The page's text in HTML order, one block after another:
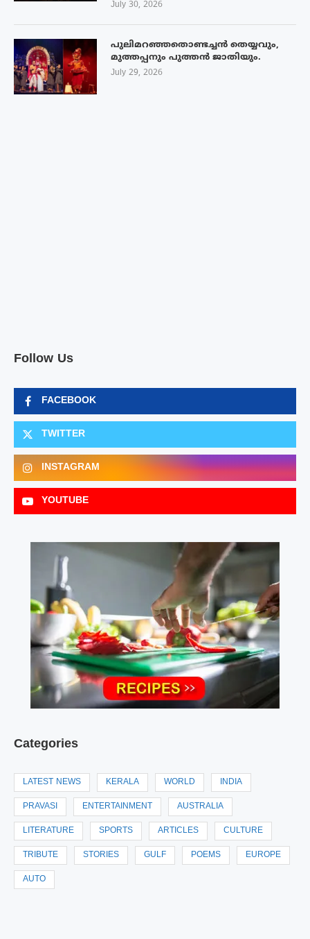
July 30, 2026
പുലിമറഞ്ഞതൊണ്ടച്ചൻ തെയ്യവും,
മുത്തപ്പനും പുത്തൻ ജാതിയും.
July 29, 2026
Follow Us
FACEBOOK
TWITTER
INSTAGRAM
YOUTUBE
Categories
LATEST NEWS KERALA WORLD INDIA
PRAVASI ENTERTAINMENT AUSTRALIA
LITERATURE SPORTS ARTICLES CULTURE
TRIBUTE STORIES GULF POEMS EUROPE
AUTO